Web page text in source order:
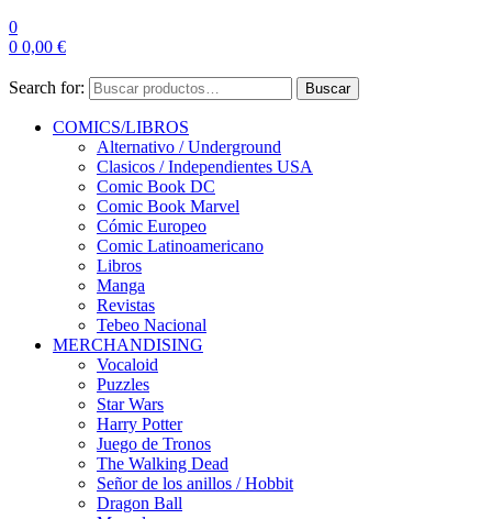
0
0 0,00 €
Search for: Buscar
COMICS/LIBROS
Alternativo / Underground
Clasicos / Independientes USA
Comic Book DC
Comic Book Marvel
Cómic Europeo
Comic Latinoamericano
Libros
Manga
Revistas
Tebeo Nacional
MERCHANDISING
Vocaloid
Puzzles
Star Wars
Harry Potter
Juego de Tronos
The Walking Dead
Señor de los anillos / Hobbit
Dragon Ball